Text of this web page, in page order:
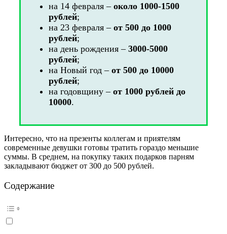
на 14 февраля – около 1000-1500
рублей;
на 23 февраля – от 500 до 1000
рублей;
на день рождения – 3000-5000
рублей;
на Новый год – от 500 до 10000
рублей;
на годовщину – от 1000 рублей до
10000.
Интересно, что на презенты коллегам и приятелям
современные девушки готовы тратить гораздо меньшие
суммы. В среднем, на покупку таких подарков парням
закладывают бюджет от 300 до 500 рублей.
Содержание